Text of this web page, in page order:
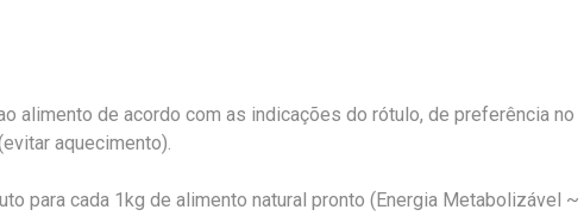
alimento de acordo com as indicações do rótulo, de preferência no
aquecimento).
para cada 1kg de alimento natural pronto (Energia Metabolizável ~